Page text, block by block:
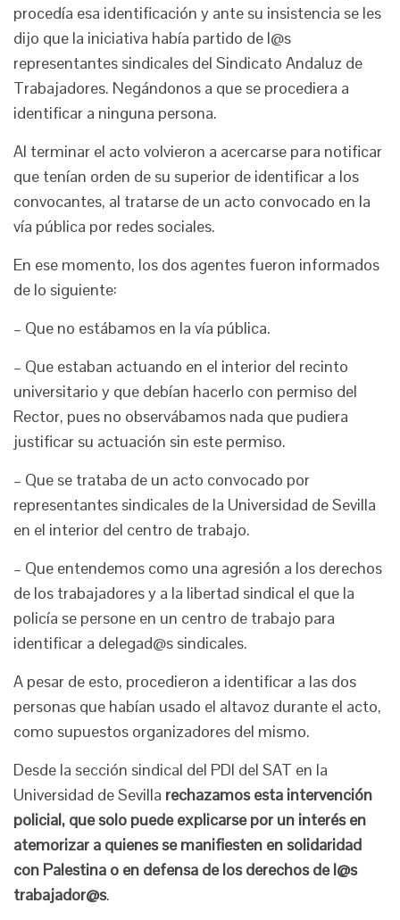
procedía esa identificación y ante su insistencia se les
dijo que la iniciativa había partido de l@s
representantes sindicales del Sindicato Andaluz de
Trabajadores. Negándonos a que se procediera a
identificar a ninguna persona.
Al terminar el acto volvieron a acercarse para notificar
que tenían orden de su superior de identificar a los
convocantes, al tratarse de un acto convocado en la
vía pública por redes sociales.
En ese momento, los dos agentes fueron informados
de lo siguiente:
– Que no estábamos en la vía pública.
– Que estaban actuando en el interior del recinto
universitario y que debían hacerlo con permiso del
Rector, pues no observábamos nada que pudiera
justificar su actuación sin este permiso.
– Que se trataba de un acto convocado por
representantes sindicales de la Universidad de Sevilla
en el interior del centro de trabajo.
– Que entendemos como una agresión a los derechos
de los trabajadores y a la libertad sindical el que la
policía se persone en un centro de trabajo para
identificar a delegad@s sindicales.
A pesar de esto, procedieron a identificar a las dos
personas que habían usado el altavoz durante el acto,
como supuestos organizadores del mismo.
Desde la sección sindical del PDI del SAT en la
Universidad de Sevilla rechazamos esta intervención
policial, que solo puede explicarse por un interés en
atemorizar a quienes se manifiesten en solidaridad
con Palestina o en defensa de los derechos de l@s
trabajador@s.